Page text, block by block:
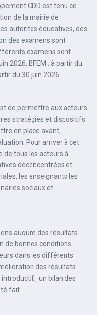
CDD est tenu ce
de la mairie de
autorités éducatives, des
des examens sont
examens sont
2026, BFEM : à partir du
du 30 juin 2026.
de permettre aux acteurs
stratégies et dispositifs
en place avant,
Pour arriver à cet
de tous les acteurs à
déconcentrées et
les enseignants les
sociaux et
augure des résultats
de bonnes conditions
dans les différents
des résultats.
introductif, un bilan des
fait.